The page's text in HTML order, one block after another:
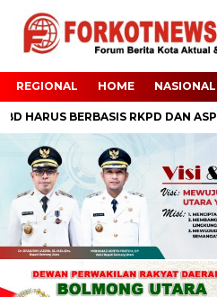
REGIONAL HOME NASIONAL
BERBASIS RKPD DAN